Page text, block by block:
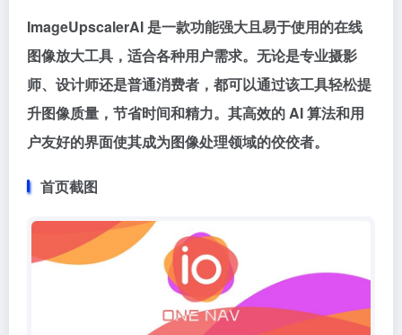
ImageUpscalerAI 是一款功能强大且易于使用的在线
图像放大工具，适合各种用户需求。无论是专业摄影
师、设计师还是普通消费者，都可以通过该工具轻松提
升图像质量，节省时间和精力。其高效的 AI 算法和用
户友好的界面使其成为图像处理领域的佼佼者。
首页截图